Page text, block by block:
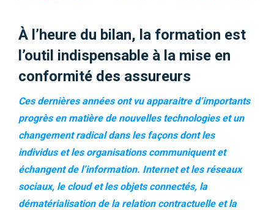
À l’heure du bilan, la formation est
l’outil indispensable à la mise en
conformité des assureurs
Ces dernières années ont vu apparaitre d’importants
progrès en matière de nouvelles technologies et un
changement radical dans les façons dont les
individus et les organisations communiquent et
échangent de l’information. Internet et les réseaux
sociaux, le cloud et les objets connectés, la
dématérialisation de la relation contractuelle et la